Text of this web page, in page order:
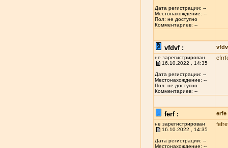
Дата регистрации: --
Местонахождение: --
Пол: не доступно
Комментариев: --
vfdvf : vfdv
не зарегистрирован
16.10.2022 , 14:35
Дата регистрации: --
Местонахождение: --
Пол: не доступно
Комментариев: --
ferf : erfe
не зарегистрирован
16.10.2022 , 14:35
Дата регистрации: --
Местонахождение: --